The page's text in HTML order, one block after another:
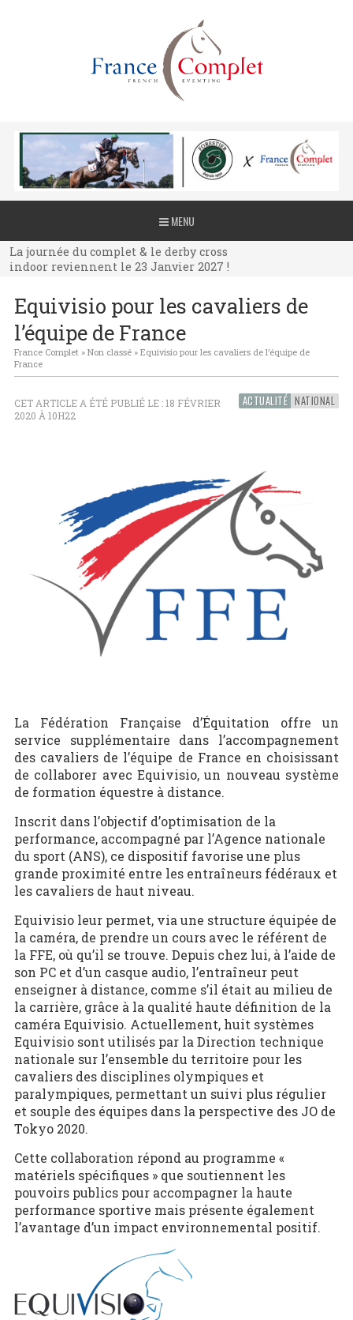
MENU
La journée du complet & le derby cross
indoor reviennent le 23 Janvier 2027 !
La journée du complet & le derby cross
indoor reviennent le 23 Janvier 2027 !
indoor reviennent le 23 Janvier 2027 !
Equivisio pour les cavaliers de
l’équipe de France
France Complet» Non classé» Equivisio pour les cavaliers de l’équipe de
France
ACTUALITÉ NATIONAL
CET ARTICLE A ÉTÉ PUBLIÉ LE : 18 FÉVRIER
2020 À 10H22
La Fédération Française d’Équitation offre un
service supplémentaire dans l’accompagnement
des cavaliers de l’équipe de France en choisissant
de collaborer avec Equivisio, un nouveau système
de formation équestre à distance.
Inscrit dans l’objectif d’optimisation de la
performance, accompagné par l’Agence nationale
du sport (ANS), ce dispositif favorise une plus
grande proximité entre les entraîneurs fédéraux et
les cavaliers de haut niveau.
Equivisio leur permet, via une structure équipée de
la caméra, de prendre un cours avec le référent de
la FFE, où qu’il se trouve. Depuis chez lui, à l’aide de
son PC et d’un casque audio, l’entraîneur peut
enseigner à distance, comme s’il était au milieu de
la carrière, grâce à la qualité haute définition de la
caméra Equivisio. Actuellement, huit systèmes
Equivisio sont utilisés par la Direction technique
nationale sur l’ensemble du territoire pour les
cavaliers des disciplines olympiques et
paralympiques, permettant un suivi plus régulier
et souple des équipes dans la perspective des JO de
Tokyo 2020.
Cette collaboration répond au programme «
matériels spécifiques » que soutiennent les
pouvoirs publics pour accompagner la haute
performance sportive mais présente également
l’avantage d’un impact environnemental positif.